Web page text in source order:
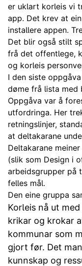
er uklart korleis vi
app. Det krev at
installere appen.
Det blir også stilt
frå det offentlege,
og korleis
I den siste
døme frå lista med
Oppgåva var å
utfordringa. Her
retningslinjer,
at deltakarane
Deltakarane
(slik som Design i
arbeidsgrupper på
felles mål.
Den eine gruppa
Korleis nå ut
krikar og krokar
kommunar som
gjort før. Det
kunnskap og